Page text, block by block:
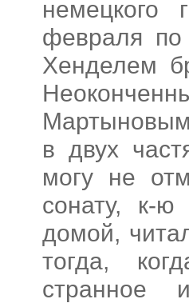
немецкого
февраля по
Хенделем
в двух
могу не
сонату, к-
домой,
тогда,
странное